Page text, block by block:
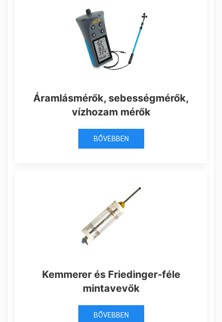
Áramlásmérők, sebességmérők,
vízhozam mérők
BŐVEBBEN
Kemmerer és Friedinger-féle
mintavevők
BŐVEBBEN